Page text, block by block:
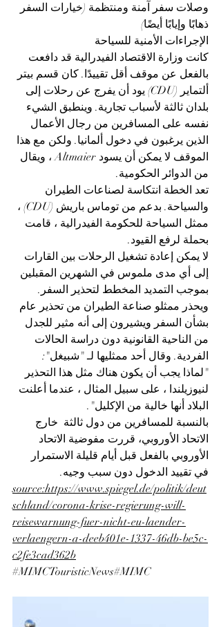
وصلات سفر آمنة ومنتظمة (خيارات السفر
ذهابًا وإيابًا أيضًا)
الإجراءات الأمنية للسياحة
كانت وزارة الاقتصاد الفيدرالية قد دافعت
بالفعل عن موقف أقل تقييدًا. كان قسم بيتر
ألتماير (CDU) يود أن يفرج عن رحلات إلى
بلدان ثالثة لأسباب تجارية. وينطبق الشيء
نفسه على المسافرين من رجال الأعمال
الذين يرغبون في دخول ألمانيا. ولكن مع هذا
الموقف لا يمكن أن يسود Altmaier ، ويقال
من الدوائر الحكومية.
تعد الخطة انتكاسة لصناعات الطيران
والسياحة. بدعم من توماس باريش (CDU) ،
ممثل السياحة للحكومة الفيدرالية ، قامت
بحملة لرفع القيود.
لا يمكن إعادة تشغيل الرحلات بين القارات
إلى أي مدى ملموس في الشهرين المقبلين
بموجب التمديد المخطط لتحذير السفر.
ويحذر ممثلو صناعة الطيران من تحذير عام
بشأن السفر ويشيرون إلى أنه مثير للجدل
من الناحية القانونية دون دراسة الحالات
الفردية. وقال أحد ممثليها لـ "شبيغل":
"لماذا يجب أن يكون هناك مثل هذا التحذير
لنيوزيلندا ، على سبيل المثال ، عندما أعلنت
البلاد أنها خالية من الإكليل".
بالنسبة للمسافرين من دول ثالثة  خارج
الاتحاد الأوروبي، قررت مفوضية الاتحاد
الأوروبي بالفعل قبل أيام قليلة الاستمرار
في تقييد الدخول دون سبب وجيه.
source:https://www.spiegel.de/politik/deut
schland/corona-krise-regierung-will-
reisewarnung-fuer-nicht-eu-laender-
verlaengern-a-deeb401e-1337-46db-be5c-
c2fe3cad362b
#MIMCTouristicNews#MIMC